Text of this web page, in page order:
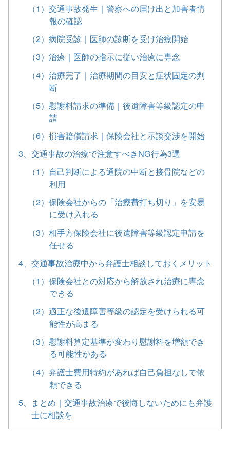
（1）交通事故発生｜警察への届け出と加害者情
報の確認
（2）病院受診｜医師の診断を受け治療開始
（3）治療｜医師の指示に従い治療に専念
（4）治療完了｜治療期間の目安と症状固定の判
断
（5）慰謝料請求の準備｜後遺障害等級認定の申
請
（6）損害賠償請求｜保険会社と示談交渉を開始
3、交通事故の治療で注意すべきNG行為3選
（1）自己判断による通院の中断と接骨院などの
利用
（2）保険会社からの「治療費打ち切り」を安易
に受け入れる
（3）相手方保険会社に後遺障害等級認定申請を
任せる
4、交通事故治療中から弁護士相談しておくメリット
（1）保険会社との対応から解放され治療に専念
できる
（2）適正な後遺障害等級の認定を受けられる可
能性が高まる
（3）慰謝料算定基準が変わり慰謝料を増額でき
る可能性がある
（4）弁護士費用特約があれば自己負担なしで依
頼できる
5、まとめ｜交通事故治療で後悔しないためにも弁護
士に相談を